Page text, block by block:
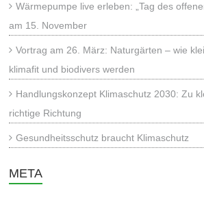
Wärmepumpe live erleben: „Tag des
am 15. November
Vortrag am 26. März: Naturgärten – wie
klimafit und biodivers werden
Handlungskonzept Klimaschutz 2030: Zu
richtige Richtung
Gesundheitsschutz braucht Klimaschutz
META